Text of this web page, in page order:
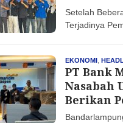
Setelah
Terjadinya
EKONOMI ,
PT Bank
Nasabah
Berikan